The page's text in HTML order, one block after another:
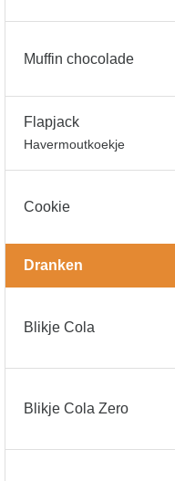
Muffin chocolade
Flapjack
Havermoutkoekje
Cookie
Dranken
Blikje Cola
Blikje Cola Zero